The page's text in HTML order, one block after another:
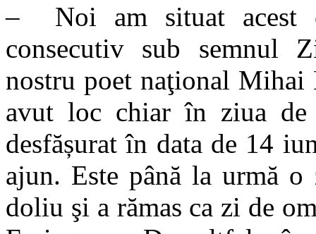
– Noi am situat acest
consecutiv sub semnul
nostru poet naţional Mihai
avut loc chiar în ziua de
desfășurat în data de 14
ajun. Este până la urmă
doliu şi a rămas ca zi de